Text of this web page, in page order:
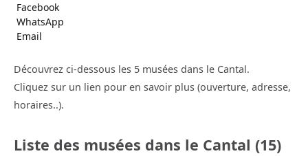
Facebook
WhatsApp
Email
Découvrez ci-dessous les 5 musées dans le Cantal.
Cliquez sur un lien pour en savoir plus (ouverture, adresse,
horaires..).
Liste des musées dans le Cantal (15)